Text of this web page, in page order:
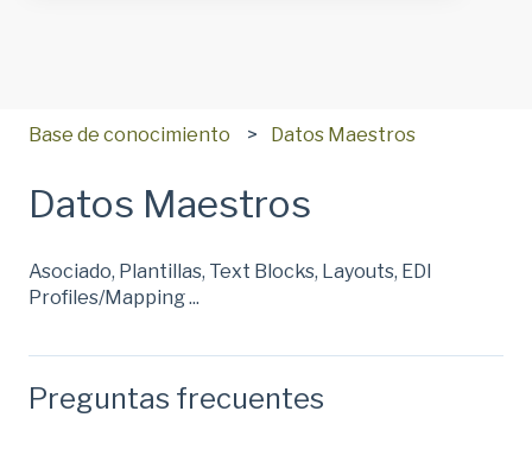
Base de conocimiento Datos Maestros
Datos Maestros
Asociado, Plantillas, Text Blocks, Layouts, EDI
Profiles/Mapping ...
Preguntas frecuentes